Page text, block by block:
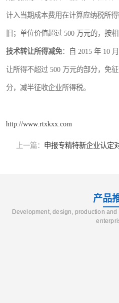
计入当期成本费用在计算应纳税所
旧；单位价值超过 500 万元的，按
技术转让所得减免：自 2015 年 10
让所得不超过 500 万元的部分，免
分，减半征收企业所得税。
http://www.rtxkxx.com
上一篇： 申报专精特新企业认定
产品
Development, design, production